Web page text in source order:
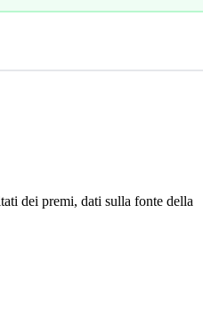
dei premi, dati sulla fonte della